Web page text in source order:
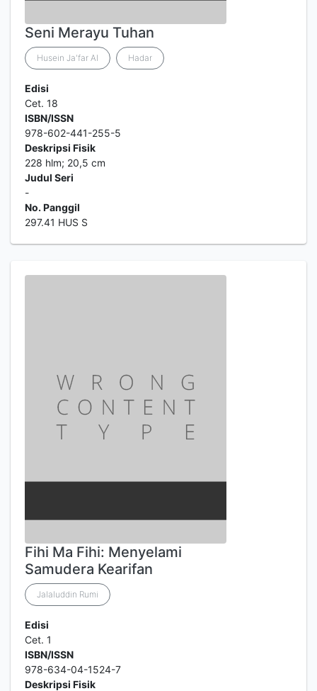
Seni Merayu Tuhan
Husein Ja'far Al Hadar
Edisi
Cet. 18
ISBN/ISSN
978-602-441-255-5
Deskripsi Fisik
228 hlm; 20,5 cm
Judul Seri
-
No. Panggil
297.41 HUS S
Fihi Ma Fihi: Menyelami
Samudera Kearifan
Jalaluddin Rumi
Edisi
Cet. 1
ISBN/ISSN
978-634-04-1524-7
Deskripsi Fisik